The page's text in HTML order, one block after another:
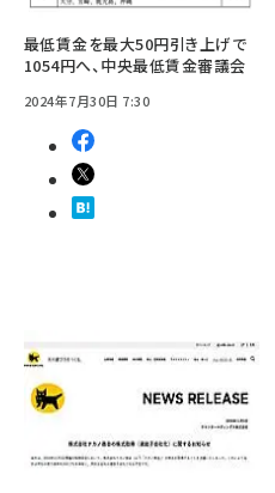
最低賃金を最大50円引き上げで
1054円へ、中央最低賃金審議会
2024年7月30日 7:30